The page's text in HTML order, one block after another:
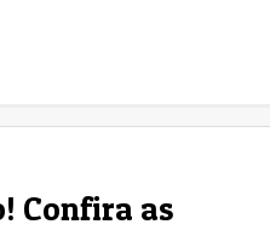
Confira as